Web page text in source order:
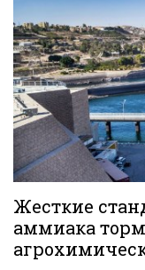
Жесткие
аммиака